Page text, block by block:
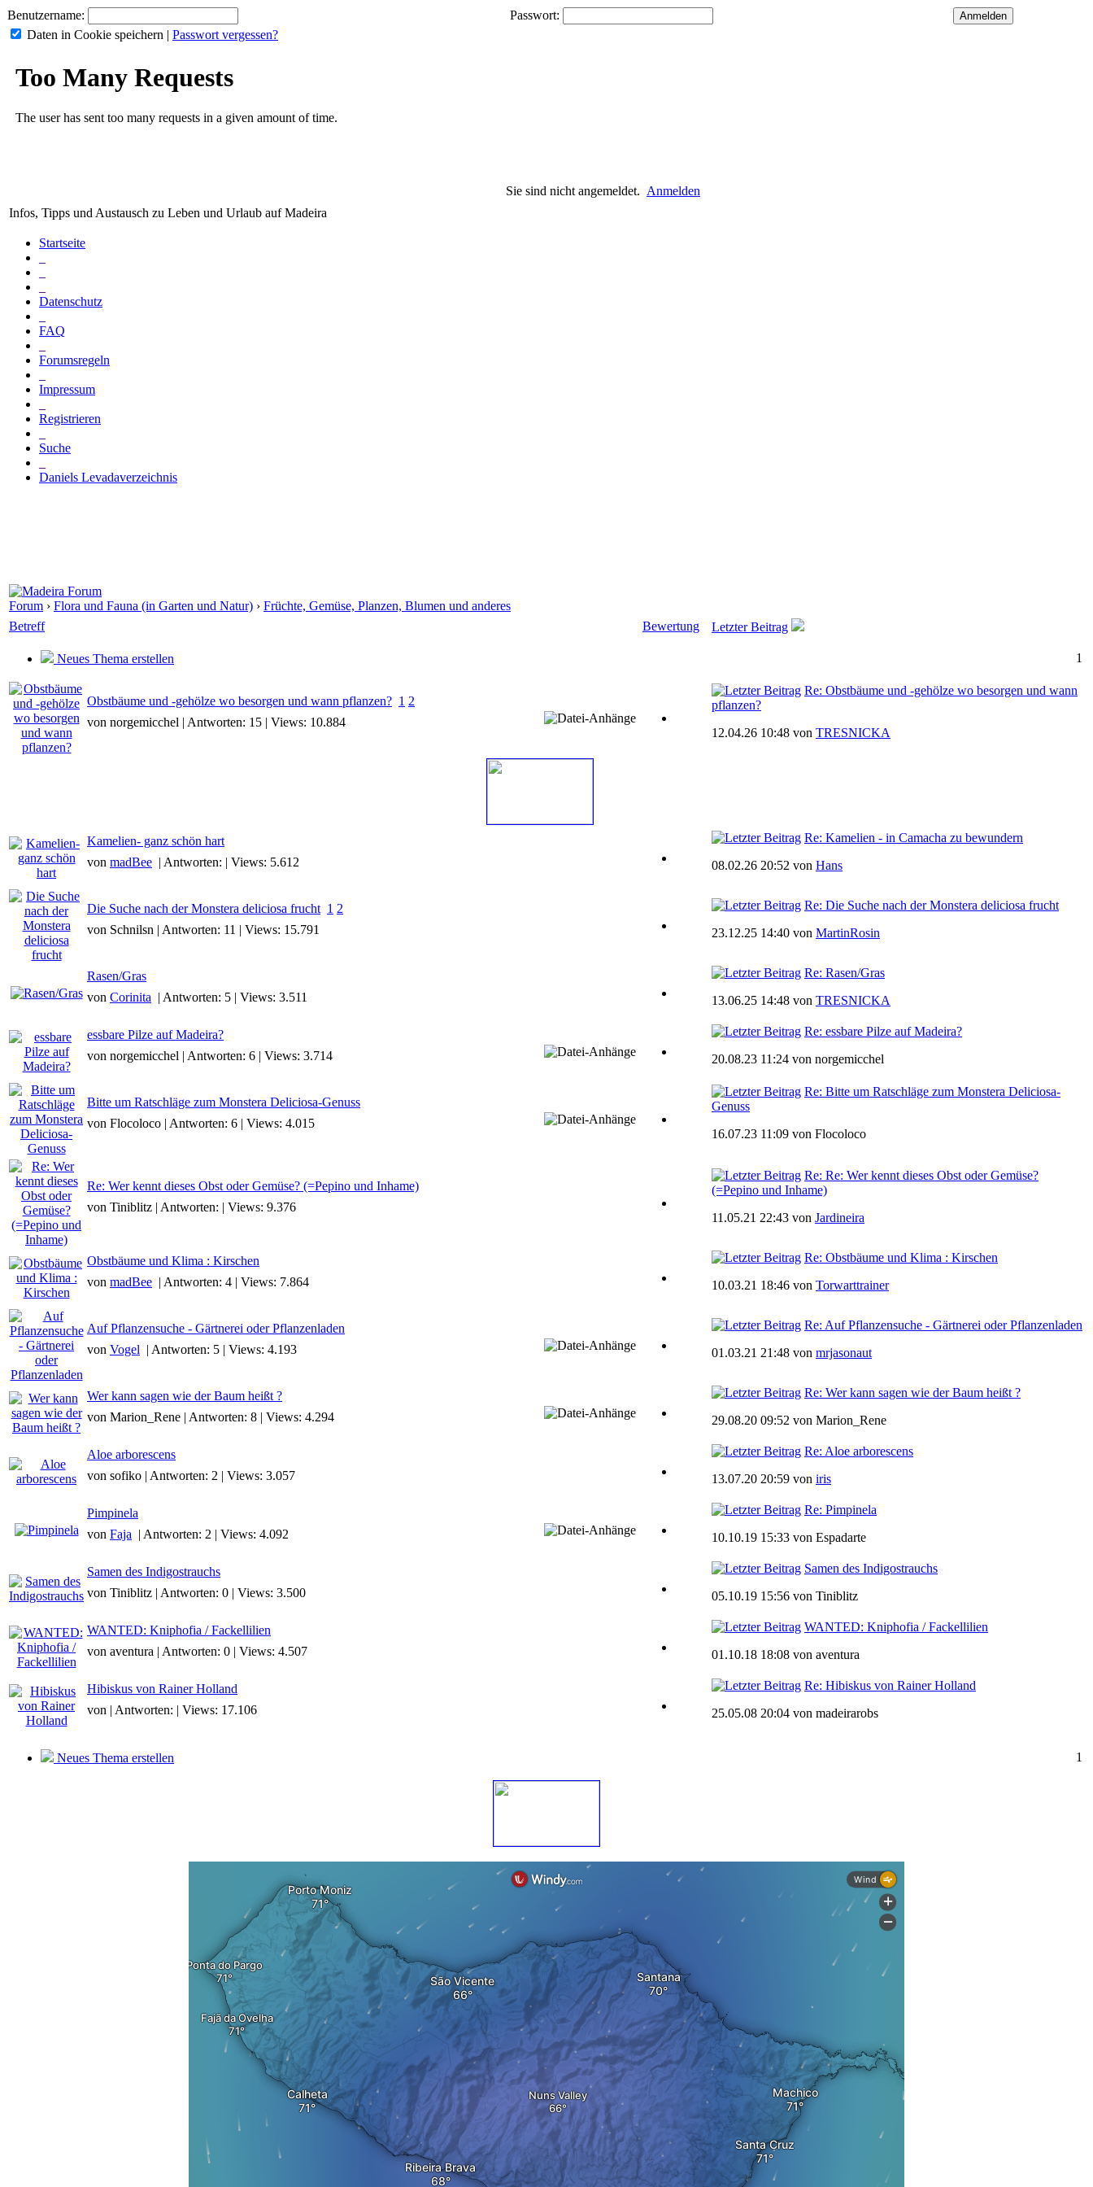
Benutzername:
Passwort:
Daten in Cookie speichern | Passwort vergessen?
Sie sind nicht angemeldet. Anmelden
Infos, Tipps und Austausch zu Leben und Urlaub auf Madeira
Startseite
Datenschutz
FAQ
Forumsregeln
Impressum
Registrieren
Suche
Daniels Levadaverzeichnis
Forum › Flora und Fauna (in Garten und Natur) › Früchte, Gemüse, Planzen, Blumen und anderes
Betreff
Bewertung Letzter Beitrag
Neues Thema erstellen 1
Obstbäume und -gehölze wo besorgen und wann pflanzen? 1 2
von norgemicchel | Antworten: 15 | Views: 10.884
Re: Obstbäume und -gehölze wo besorgen und wann
pflanzen?
12.04.26 10:48 von TRESNICKA
Kamelien- ganz schön hart
von madBee | Antworten: | Views: 5.612
Re: Kamelien - in Camacha zu bewundern
08.02.26 20:52 von Hans
Die Suche nach der Monstera deliciosa frucht 1 2
von Schnilsn | Antworten: 11 | Views: 15.791
Re: Die Suche nach der Monstera deliciosa frucht
23.12.25 14:40 von MartinRosin
Rasen/Gras
von Corinita | Antworten: 5 | Views: 3.511
Re: Rasen/Gras
13.06.25 14:48 von TRESNICKA
essbare Pilze auf Madeira?
von norgemicchel | Antworten: 6 | Views: 3.714
Re: essbare Pilze auf Madeira?
20.08.23 11:24 von norgemicchel
Bitte um Ratschläge zum Monstera Deliciosa-Genuss
von Flocoloco | Antworten: 6 | Views: 4.015
Re: Bitte um Ratschläge zum Monstera Deliciosa-
Genuss
16.07.23 11:09 von Flocoloco
Re: Wer kennt dieses Obst oder Gemüse? (=Pepino und Inhame)
von Tiniblitz | Antworten: | Views: 9.376
Re: Re: Wer kennt dieses Obst oder Gemüse?
(=Pepino und Inhame)
11.05.21 22:43 von Jardineira
Obstbäume und Klima : Kirschen
von madBee | Antworten: 4 | Views: 7.864
Re: Obstbäume und Klima : Kirschen
10.03.21 18:46 von Torwarttrainer
Auf Pflanzensuche - Gärtnerei oder Pflanzenladen
von Vogel | Antworten: 5 | Views: 4.193
Re: Auf Pflanzensuche - Gärtnerei oder Pflanzenladen
01.03.21 21:48 von mrjasonaut
Wer kann sagen wie der Baum heißt ?
von Marion_Rene | Antworten: 8 | Views: 4.294
Re: Wer kann sagen wie der Baum heißt ?
29.08.20 09:52 von Marion_Rene
Aloe arborescens
von sofiko | Antworten: 2 | Views: 3.057
Re: Aloe arborescens
13.07.20 20:59 von iris
Pimpinela
von Faja | Antworten: 2 | Views: 4.092
Re: Pimpinela
10.10.19 15:33 von Espadarte
Samen des Indigostrauchs
von Tiniblitz | Antworten: 0 | Views: 3.500
Samen des Indigostrauchs
05.10.19 15:56 von Tiniblitz
WANTED: Kniphofia / Fackellilien
von aventura | Antworten: 0 | Views: 4.507
WANTED: Kniphofia / Fackellilien
01.10.18 18:08 von aventura
Hibiskus von Rainer Holland
von | Antworten: | Views: 17.106
Re: Hibiskus von Rainer Holland
25.05.08 20:04 von madeirarobs
Neues Thema erstellen 1